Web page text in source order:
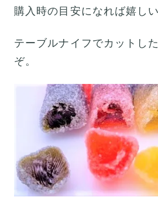
購入時の目安になれば嬉しい
テーブルナイフでカットした
ぞ。